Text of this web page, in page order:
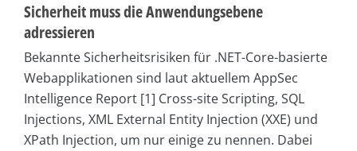
Sicherheit muss die Anwendungsebene
adressieren
Bekannte Sicherheitsrisiken für .NET-Core-basierte
Webapplikationen sind laut aktuellem AppSec
Intelligence Report [1] Cross-site Scripting, SQL
Injections, XML External Entity Injection (XXE) und
XPath Injection, um nur einige zu nennen. Dabei